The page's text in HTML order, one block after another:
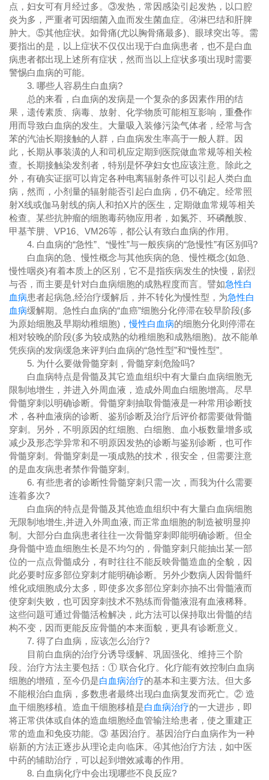
点，妇女可有月经过多。③发热，常因感染引起发热，以口腔
炎为多，严重者可因细菌入血而发生菌血症。④淋巴结和肝脾
肿大。⑤其他症状。如骨痛(尤以胸骨痛最多)、眼球突出等。需
要指出的是，以上症状不仅仅出现于白血病患者，也不是白血
病患者都出现上述所有症状，然而当以上症状多项出现时需要
警惕白血病的可能。
3. 哪些人容易生白血病?
总的来看，白血病的发病是一个复杂的多因素作用的结
果，遗传素质、病毒、放射、化学物质可能相互影响，重叠作
用而导致白血病的发生。大量吸入装修污染气体者，经常与含
苯的汽油长期接触的人群，白血病发生率高于一般人群。因
此，长期从事装潢的人和司机应定期到医院做血常规等相关检
查。长期接触染发剂者，特别是怀孕妇女也应该注意。除此之
外，有确实证据可以肯定各种电离辐射条件可以引起人类白血
病，然而，小剂量的辐射能否引起白血病，仍不确定。经常照
射X线或伽马射线的病人和拍X片的医生，定期做血常规等相关
检查。某些抗肿瘤的细胞毒药物应用者，如氮芥、环磷酰胺、
甲基苄肼、VP16、VM26等，都公认有致白血病的作用。
4. 白血病的“急性”、“慢性”与一般疾病的“急慢性”有区别吗?
白血病的急、慢性概念与其他疾病的急、慢性概念(如急、
慢性咽炎)有着本质上的区别，它不是指疾病发生的快慢，剧烈
与否，而主要是针对白血病细胞的成熟程度而言。譬如急性白
血病患者起病急,经治疗缓解后，并不转化为慢性型，为急性白
血病缓解期。急性白血病的“血癌”细胞分化停滞在较早阶段(多
为原始细胞及早期幼稚细胞)，慢性白血病的细胞分化则停滞在
相对较晚的阶段(多为较成熟的幼稚细胞和成熟细胞)。故不能单
凭疾病的发病缓急来评判白血病的“急性型”和“慢性型”。
5. 为什么要做骨髓穿刺，骨髓穿刺危险吗?
白血病特点是骨髓及其它造血组织中有大量白血病细胞无
限制地增生，并进入外周血液，造成外周血白细胞增高。尽早
骨髓穿刺以明确诊断。骨髓穿刺抽取骨髓液是一种常用诊断技
术，各种血液病的诊断、鉴别诊断及治疗后评价都需要做骨髓
穿刺。另外，不明原因的红细胞、白细胞、血小板数量增多或
减少及形态学异常和不明原因发热的诊断与鉴别诊断，也可作
骨髓穿刺。骨髓穿刺是一项成熟的技术，很安全，但需要注意
的是血友病患者禁作骨髓穿刺。
6. 有些患者的诊断性骨髓穿刺只需一次，而我为什么需要
连着多次?
白血病的特点是骨髓及其他造血组织中有大量白血病细胞
无限制地增生,并进入外周血液, 而正常血细胞的制造被明显抑
制。大部分白血病患者往往一次骨髓穿刺即能明确诊断。但全
身骨髓中造血细胞生长是不均匀的，骨髓穿刺只能抽出某一部
位的一点点骨髓成分，有时往往不能反映骨髓造血的全貌，因
此必要时应多部位穿刺才能明确诊断。另外少数病人因骨髓纤
维化或细胞成分太多，即使多次多部位穿刺亦抽不出骨髓液而
使穿刺失败，也可因穿刺技术不熟练而骨髓液混有血液稀释。
这些问题可通过骨髓活检解决，此方法可以保持取出骨髓的结
构不变，因而更能反应骨髓的本来面貌，更具有诊断意义。
7. 得了白血病，应该怎么治疗?
目前白血病的治疗分诱导缓解、巩固强化、维持三个阶
段。治疗方法主要包括：① 联合化疗。化疗能有效控制白血病
细胞的增殖，至今仍是白血病治疗的基本和主要方法。但大多
不能根治白血病，多数患者最终出现白血病复发而死亡。② 造
血干细胞移植。造血干细胞移植是白血病治疗的一大进步，即
将正常供体或自体的造血细胞经血管输注给患者，使之重建正
常的造血和免疫功能。③ 基因治疗。基因治疗白血病作为一种
崭新的方法正逐步从理论走向临床。④其他治疗方法，如中医
中药的辅助治疗，可以起到增效减毒的作用。
8. 白血病化疗中会出现哪些不良反应?